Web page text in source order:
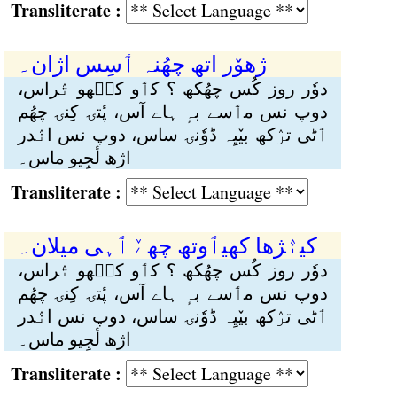
:
ژھوٚر اتھٕ چھُنہ ٲسِس اژان۔
دوٗر روز کُس چھُکھ ؟ کٲو کٮ۪ھو تٛراس،
دوپ نس مٲسے بہٕ ہاے آس، پٔتۍ کِنۍ چھُم
ٲٹی ترٛکھ بیٚیِہ ڈوٗنۍ ساس، دوپ نس انٛدر
اژھ لٔجِیو ماس۔
:
کینٛژھا کھیٲوِتھ چھےٚ ٲہی میلان۔
دوٗر روز کُس چھُکھ ؟ کٲو کٮ۪ھو تٛراس،
دوپ نس مٲسے بہٕ ہاے آس، پٔتۍ کِنۍ چھُم
ٲٹی ترٛکھ بیٚیِہ ڈوٗنۍ ساس، دوپ نس انٛدر
اژھ لٔجِیو ماس۔
: